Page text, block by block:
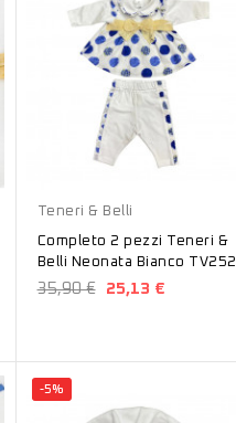
Teneri & Belli
Completo 2 pezzi Teneri &
Belli Neonata Bianco TV252
35,90 € 25,13 €
-5%